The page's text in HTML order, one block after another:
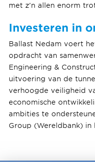
met z’n allen enorm
Investeren in
Ballast Nedam voert
opdracht van
Engineering &
uitvoering van de
verhoogde veiligheid
economische
ambities te
Group (Wereldbank) in